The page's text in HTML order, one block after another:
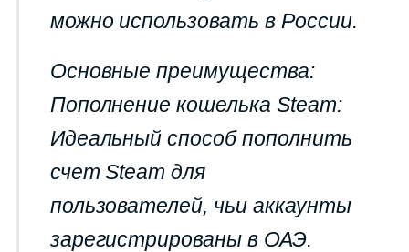
можно использовать в России.
Основные преимущества:
Пополнение кошелька Steam:
Идеальный способ пополнить
счет Steam для
пользователей, чьи аккаунты
зарегистрированы в ОАЭ.